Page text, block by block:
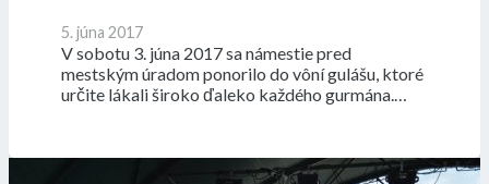
5. júna 2017
V sobotu 3. júna 2017 sa námestie pred
mestským úradom ponorilo do vôní gulášu, ktoré
určite lákali široko ďaleko každého gurmána.…